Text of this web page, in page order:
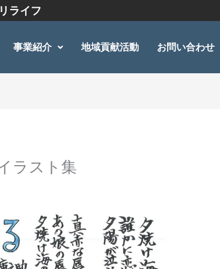
ライフ
事業紹介 地域貢献活動 お問い合わせ
ラスト集